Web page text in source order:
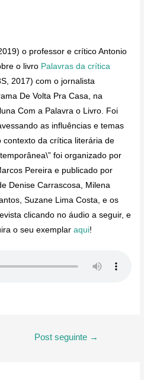
o professor e crítico Antonio
o livro Palavras da crítica
2017) com o jornalista
De Volta Pra Casa, na
Com a Palavra o Livro. Foi
as influências e temas
da crítica literária de
foi organizado por
Pereira e publicado por
Denise Carrascosa, Milena
Suzane Lima Costa, e os
clicando no áudio a seguir, e
o seu exemplaraqui!
Post seguinte →